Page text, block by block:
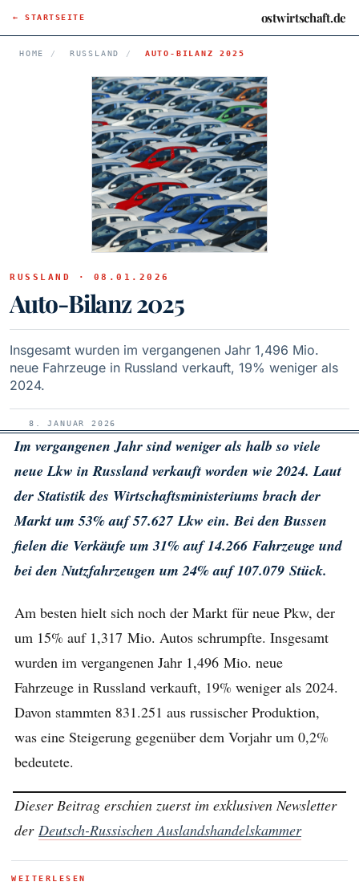
← STARTSEITE ostwirtschaft.de
HOME / RUSSLAND / AUTO-BILANZ 2025
RUSSLAND · 08.01.2026
Auto-Bilanz 2025
Insgesamt wurden im vergangenen Jahr 1,496 Mio.
neue Fahrzeuge in Russland verkauft, 19% weniger als
2024.
8. JANUAR 2026
Im vergangenen Jahr sind weniger als halb so viele
neue Lkw in Russland verkauft worden wie 2024. Laut
der Statistik des Wirtschaftsministeriums brach der
Markt um 53% auf 57.627 Lkw ein. Bei den Bussen
fielen die Verkäufe um 31% auf 14.266 Fahrzeuge und
bei den Nutzfahrzeugen um 24% auf 107.079 Stück.
Am besten hielt sich noch der Markt für neue Pkw, der
um 15% auf 1,317 Mio. Autos schrumpfte. Insgesamt
wurden im vergangenen Jahr 1,496 Mio. neue
Fahrzeuge in Russland verkauft, 19% weniger als 2024.
Davon stammten 831.251 aus russischer Produktion,
was eine Steigerung gegenüber dem Vorjahr um 0,2%
bedeutete.
Dieser Beitrag erschien zuerst im exklusiven Newsletter
der Deutsch-Russischen Auslandshandelskammer
WEITERLESEN